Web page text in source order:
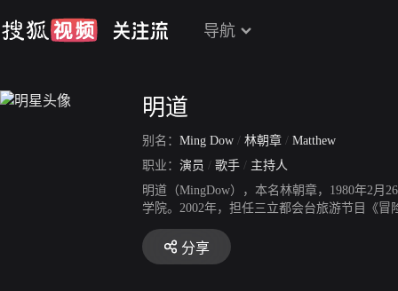
导航
明道
别名： Ming Dow / 林朝章 / Matthew
职业： 演员 / 歌手 / 主持人
明道（MingDow），本名林朝章，1980年2月
学院。2002年，担任三立都会台旅游节目《
教资讯节目主持人奖；同年，加入“183club”
均昊，从而受到关注。2006年，主演台湾偶像
凭借出演民国情感剧《梦幻天堂》，从而正
分享